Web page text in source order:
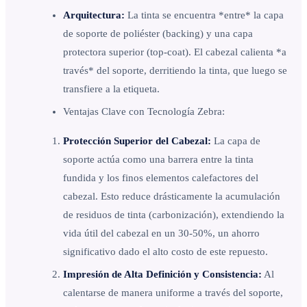
Arquitectura: La tinta se encuentra *entre* la capa
de soporte de poliéster (backing) y una capa
protectora superior (top-coat). El cabezal calienta *a
través* del soporte, derritiendo la tinta, que luego se
transfiere a la etiqueta.
Ventajas Clave con Tecnología Zebra:
Protección Superior del Cabezal: La capa de
soporte actúa como una barrera entre la tinta
fundida y los finos elementos calefactores del
cabezal. Esto reduce drásticamente la acumulación
de residuos de tinta (carbonización), extendiendo la
vida útil del cabezal en un 30-50%, un ahorro
significativo dado el alto costo de este repuesto.
Impresión de Alta Definición y Consistencia: Al
calentarse de manera uniforme a través del soporte,